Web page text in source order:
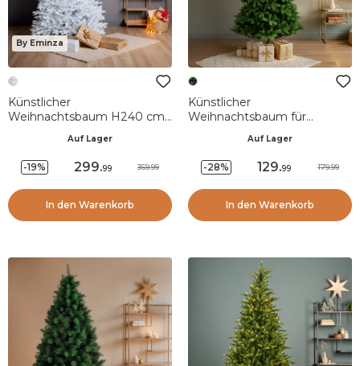
By Eminza
Künstlicher
Weihnachtsbaum H240 cm
Auf Lager
-19% 299.99 369.99
In den Warenkorb
Künstlicher
Weihnachtsbaum für
TannengrünAuf Lager
-28% 129.99 179.99
In den Warenkorb